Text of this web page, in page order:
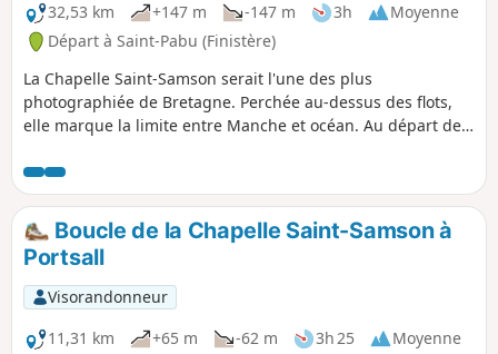
32,53 km
+147 m -147 m 3h
Moyenne
Départ à Saint-Pabu (Finistère)
La Chapelle Saint-Samson serait l'une des plus
photographiée de Bretagne. Perchée au-dessus des flots,
elle marque la limite entre Manche et océan. Au départ de
campagne qui sillonnent le plateau Léonard, via Lampaul-
Ploudalmézeau et Ploudalmézeau. On passe deux fois l'anse
de Portsall avant d'entreprendre le chemin du retour via les
voies côtières qui suivent le littoral au plus près, jusqu'à
revenir à l'Aber Benoit. Bol d'air et eaux limpides garantis.
Boucle de la Chapelle Saint-Samson à
Portsall
Visorandonneur
11,31 km
+65 m -62 m 3h 25
Moyenne